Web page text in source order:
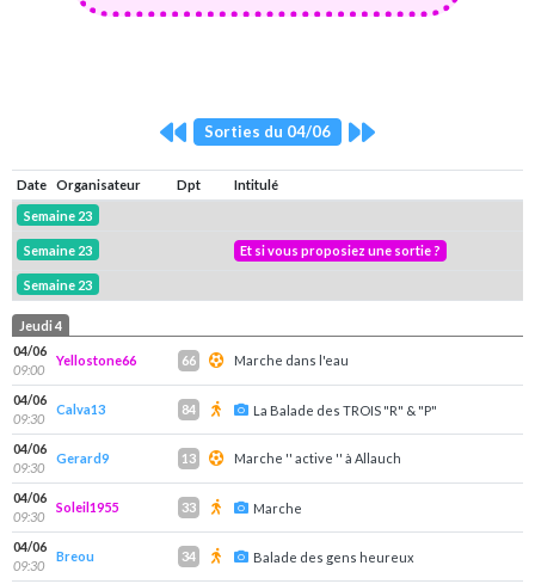
Sorties du 04/06
Date Organisateur Dpt
Intitulé
Semaine 23
Semaine 23 Et si vous proposiez une sortie ?
Semaine 23
Jeudi 4
04/06
09:00
Yellostone66 66 Marche dans l'eau
04/06
09:30
Calva13 84 La Balade des TROIS "R" & "P"
04/06
09:30
Gerard9 13 Marche '' active '' à Allauch
04/06
09:30
Soleil1955 33 Marche
04/06
09:30
Breou 34 Balade des gens heureux